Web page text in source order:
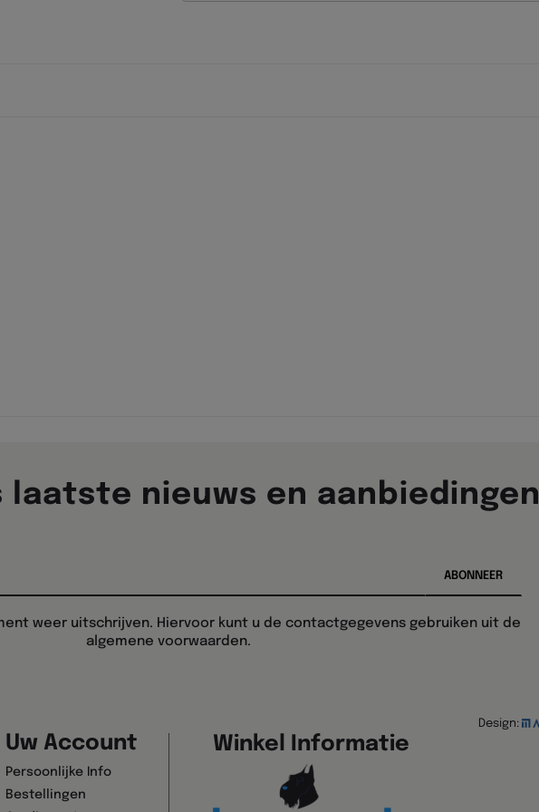
laatste nieuws en aanbiedingen
weer uitschrijven. Hiervoor kunt u de contactgegevens gebruiken uit de
algemene voorwaarden.
Design:
Uw Account
Persoonlijke Info
Bestellingen
Winkel Informatie